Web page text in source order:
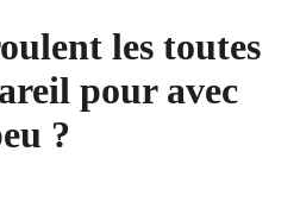
les toutes
pour avec
?